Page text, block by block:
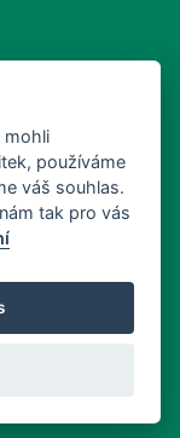
mohli
používáme
váš souhlas.
tak pro vás